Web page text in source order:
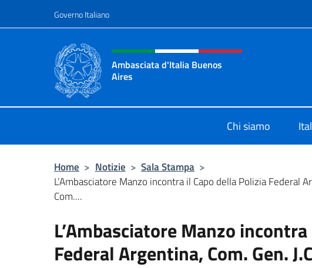
Governo Italiano
Intestazione sito, social e menù
Ambasciata d'Italia Buenos
Aires
Chi siamo
Home > Notizie > Sala Stampa >
L’Ambasciatore Manzo incontra il Capo della Polizia Federal
Com....
L’Ambasciatore Manzo
Federal Argentina, Com. Gen.